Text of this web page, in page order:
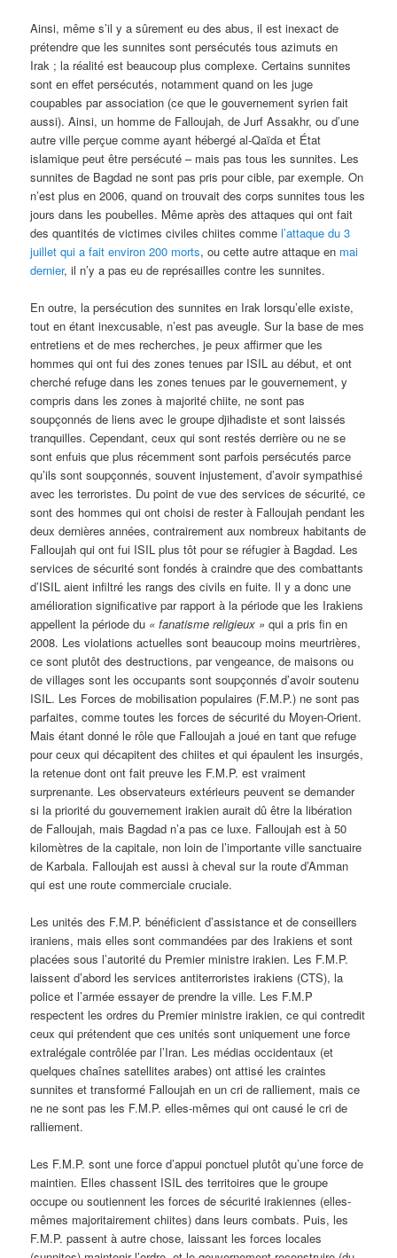
Ainsi, même s’il y a sûrement eu des abus, il est inexact de
prétendre que les sunnites sont persécutés tous azimuts en
Irak ; la réalité est beaucoup plus complexe. Certains sunnites
sont en effet persécutés, notamment quand on les juge
coupables par association (ce que le gouvernement syrien fait
aussi). Ainsi, un homme de Falloujah, de Jurf Assakhr, ou d’une
autre ville perçue comme ayant hébergé al-Qaïda et État
islamique peut être persécuté – mais pas tous les sunnites. Les
sunnites de Bagdad ne sont pas pris pour cible, par exemple. On
n’est plus en 2006, quand on trouvait des corps sunnites tous les
jours dans les poubelles. Même après des attaques qui ont fait
des quantités de victimes civiles chiites commel’attaque du 3
juillet qui a fait environ 200 morts, ou cette autre attaque en mai
dernier, il n’y a pas eu de représailles contre les sunnites.
En outre, la persécution des sunnites en Irak lorsqu’elle existe,
tout en étant inexcusable, n’est pas aveugle. Sur la base de mes
entretiens et de mes recherches, je peux affirmer que les
hommes qui ont fui des zones tenues par ISIL au début, et ont
cherché refuge dans les zones tenues par le gouvernement, y
compris dans les zones à majorité chiite, ne sont pas
soupçonnés de liens avec le groupe djihadiste et sont laissés
tranquilles. Cependant, ceux qui sont restés derrière ou ne se
sont enfuis que plus récemment sont parfois persécutés parce
qu’ils sont soupçonnés, souvent injustement, d’avoir sympathisé
avec les terroristes. Du point de vue des services de sécurité, ce
sont des hommes qui ont choisi de rester à Falloujah pendant les
deux dernières années, contrairement aux nombreux habitants de
Falloujah qui ont fui ISIL plus tôt pour se réfugier à Bagdad. Les
services de sécurité sont fondés à craindre que des combattants
d’ISIL aient infiltré les rangs des civils en fuite. Il y a donc une
amélioration significative par rapport à la période que les Irakiens
appellent la période du « fanatisme religieux » qui a pris fin en
2008. Les violations actuelles sont beaucoup moins meurtrières,
ce sont plutôt des destructions, par vengeance, de maisons ou
de villages sont les occupants sont soupçonnés d’avoir soutenu
ISIL. Les Forces de mobilisation populaires (F.M.P.) ne sont pas
parfaites, comme toutes les forces de sécurité du Moyen-Orient.
Mais étant donné le rôle que Falloujah a joué en tant que refuge
pour ceux qui décapitent des chiites et qui épaulent les insurgés,
la retenue dont ont fait preuve les F.M.P. est vraiment
surprenante. Les observateurs extérieurs peuvent se demander
si la priorité du gouvernement irakien aurait dû être la libération
de Falloujah, mais Bagdad n’a pas ce luxe. Falloujah est à 50
kilomètres de la capitale, non loin de l’importante ville sanctuaire
de Karbala. Falloujah est aussi à cheval sur la route d’Amman
qui est une route commerciale cruciale.
Les unités des F.M.P. bénéficient d’assistance et de conseillers
iraniens, mais elles sont commandées par des Irakiens et sont
placées sous l’autorité du Premier ministre irakien. Les F.M.P.
laissent d’abord les services antiterroristes irakiens (CTS), la
police et l’armée essayer de prendre la ville. Les F.M.P
respectent les ordres du Premier ministre irakien, ce qui contredit
ceux qui prétendent que ces unités sont uniquement une force
extralégale contrôlée par l’Iran. Les médias occidentaux (et
quelques chaînes satellites arabes) ont attisé les craintes
sunnites et transformé Falloujah en un cri de ralliement, mais ce
ne ne sont pas les F.M.P. elles-mêmes qui ont causé le cri de
ralliement.
Les F.M.P. sont une force d’appui ponctuel plutôt qu’une force de
maintien. Elles chassent ISIL des territoires que le groupe
occupe ou soutiennent les forces de sécurité irakiennes (elles-
mêmes majoritairement chiites) dans leurs combats. Puis, les
F.M.P. passent à autre chose, laissant les forces locales